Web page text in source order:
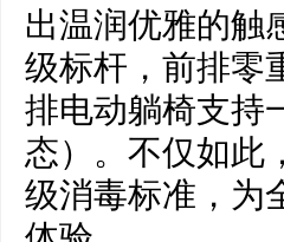
出温润优雅的触
级标杆，前排零
排电动躺椅支持
态）。不仅如此
级消毒标准，为